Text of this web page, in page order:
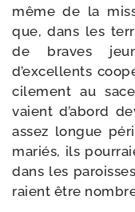
même de la
que, dans les
de braves
d’excellents
ci­le­ment au
vaient d’abord
assez longue
mariés, ils
dans les
raient être